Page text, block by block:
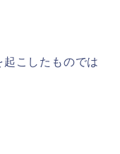
こしたものでは